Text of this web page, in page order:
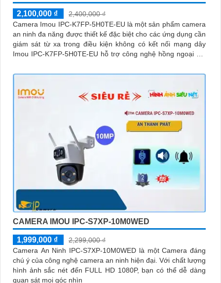
2,100,000 ₫
2,400,000 ₫
Camera Imou IPC-K7FP-5H0TE-EU là một sản phẩm camera
an ninh đa năng được thiết kế đặc biệt cho các ứng dụng cần
giám sát từ xa trong điều kiện không có kết nối mạng dây
Imou IPC-K7FP-5H0TE-EU hỗ trợ công nghệ hồng ngoại với
CAMERA IMOU IPC-S7XP-10M0WED
1,999,000 ₫
2,299,000 ₫
Camera An Ninh IPC-S7XP-10M0WED là một Camera đáng
chú ý của công nghệ camera an ninh hiện đại. Với chất lượng
hình ảnh sắc nét đến FULL HD 1080P, bạn có thể dễ dàng
quan sát mọi góc nhìn